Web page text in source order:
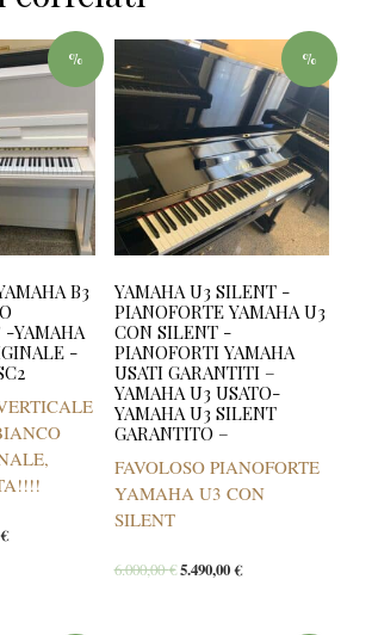
%
B3
-YAMAHA
-
€
%
YAMAHA U3 SILENT -
PIANOFORTE YAMAHA U3
CON SILENT -
PIANOFORTI YAMAHA
USATI GARANTITI –
YAMAHA U3 USATO-
YAMAHA U3 SILENT
GARANTITO –
FAVOLOSO PIANOFORTE
YAMAHA U3 CON
SILENT
6.000,00€5.490,00€